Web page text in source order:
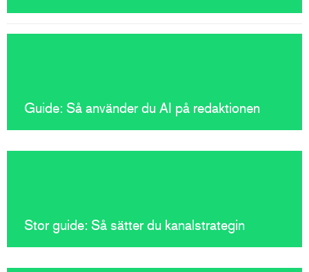
Guide: Så använder du AI på redaktionen
Stor guide: Så sätter du kanalstrategin